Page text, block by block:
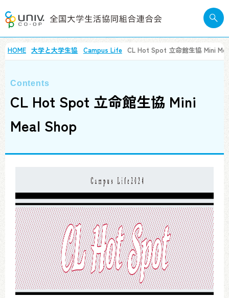
HOME 大学と大学生協 Campus Life CL Hot Spot 立命館生協 Mini
CL Hot Spot 立命館生協 Mini
Meal Shop